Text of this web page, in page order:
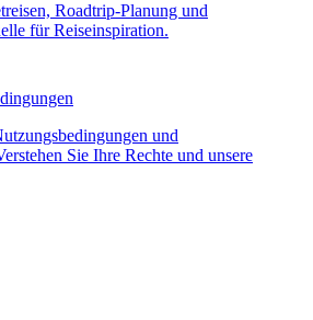
Roadtrip-Planung und
für Reiseinspiration.
und
Sie Ihre Rechte und unsere